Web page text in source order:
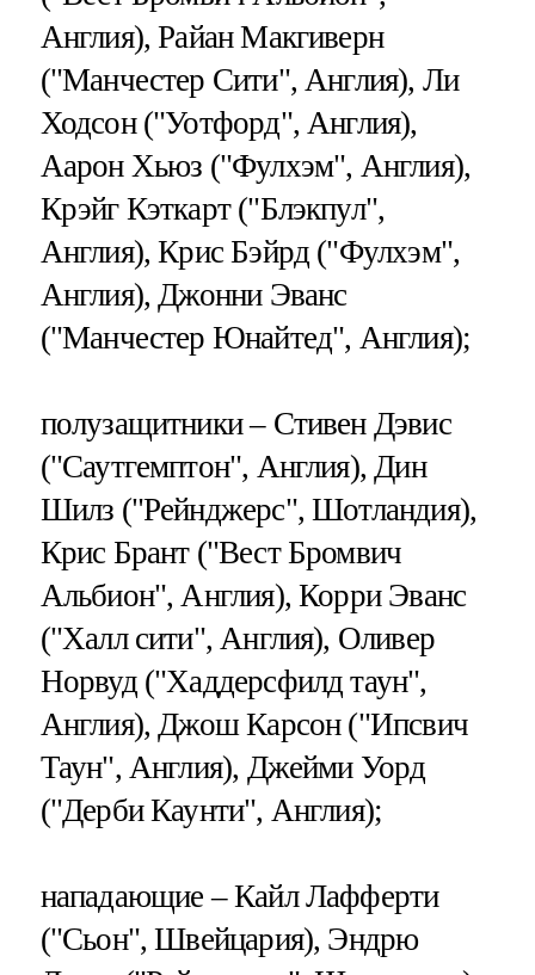
Англия), Райан Макгиверн
("Манчестер Сити", Англия), Ли
Ходсон ("Уотфорд", Англия),
Аарон Хьюз ("Фулхэм", Англия),
Крэйг Кэткарт ("Блэкпул",
Англия), Крис Бэйрд ("Фулхэм",
Англия), Джонни Эванс
("Манчестер Юнайтед", Англия);
полузащитники – Стивен Дэвис
("Саутгемптон", Англия), Дин
Шилз ("Рейнджерс", Шотландия),
Крис Брант ("Вест Бромвич
Альбион", Англия), Корри Эванс
("Халл сити", Англия), Оливер
Норвуд ("Хаддерсфилд таун",
Англия), Джош Карсон ("Ипсвич
Таун", Англия), Джейми Уорд
("Дерби Каунти", Англия);
нападающие – Кайл Лафферти
("Сьон", Швейцария), Эндрю